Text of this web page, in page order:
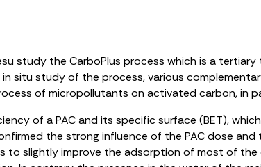
study the CarboPlus process which is a
situ study of the process, various
of micropollutants on activated carbon, in
of a PAC and its specific surface (BET),
the strong influence of the PAC dose
to slightly improve the adsorption of most of